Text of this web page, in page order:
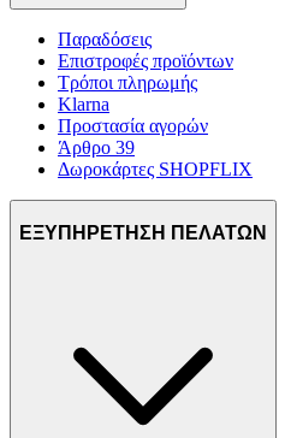
Παραδόσεις
Επιστροφές προϊόντων
Τρόποι πληρωμής
Klarna
Προστασία αγορών
Άρθρο 39
Δωροκάρτες SHOPFLIX
ΕΞΥΠΗΡΕΤΗΣΗ ΠΕΛΑΤΩΝ